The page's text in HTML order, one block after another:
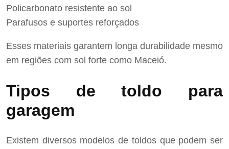
Policarbonato resistente ao sol
Parafusos e suportes reforçados
Esses materiais garantem longa durabilidade mesmo
em regiões com sol forte como Maceió.
Tipos de toldo para
garagem
Existem diversos modelos de toldos que podem ser